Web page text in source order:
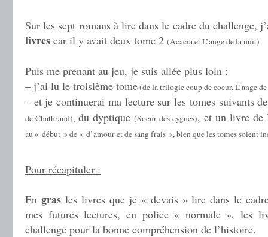
Sur les sept romans à lire dans le cadre du challenge,
livres car il y avait deux tome 2 (Acacia et L’ange de la nuit)
Puis me prenant au jeu, je suis allée plus loin :
– j’ai lu le troisième tome(de la trilogie coup de coeur, L’ange
– et je continuerai ma lecture sur les tomes suivants
de Chathrand), du dyptique (Soeur des cygnes), et un livre de
au « début » de « d’amour et de sang frais », bien que les tomes soient
Pour récapituler :
En grasles livres que je « devais » lire dans le
mes futures lectures, en police « normale », les
challenge pour la bonne compréhension de l’histoire.